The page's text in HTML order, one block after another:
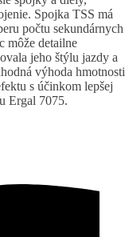
Spojka TSS má
počtu sekundárnych
môže detailne
jeho štýlu jazdy a
výhoda hmotnosti
s účinkom lepšej
Ergal 7075.